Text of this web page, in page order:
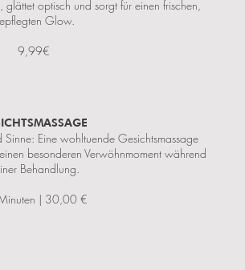
glättet optisch und sorgt für einen frischen,
Glow.
9,99€
Sinne: Eine wohltuende Gesichtsmassage
besonderen Verwöhnmoment während
Behandlung.
| 30,00 €